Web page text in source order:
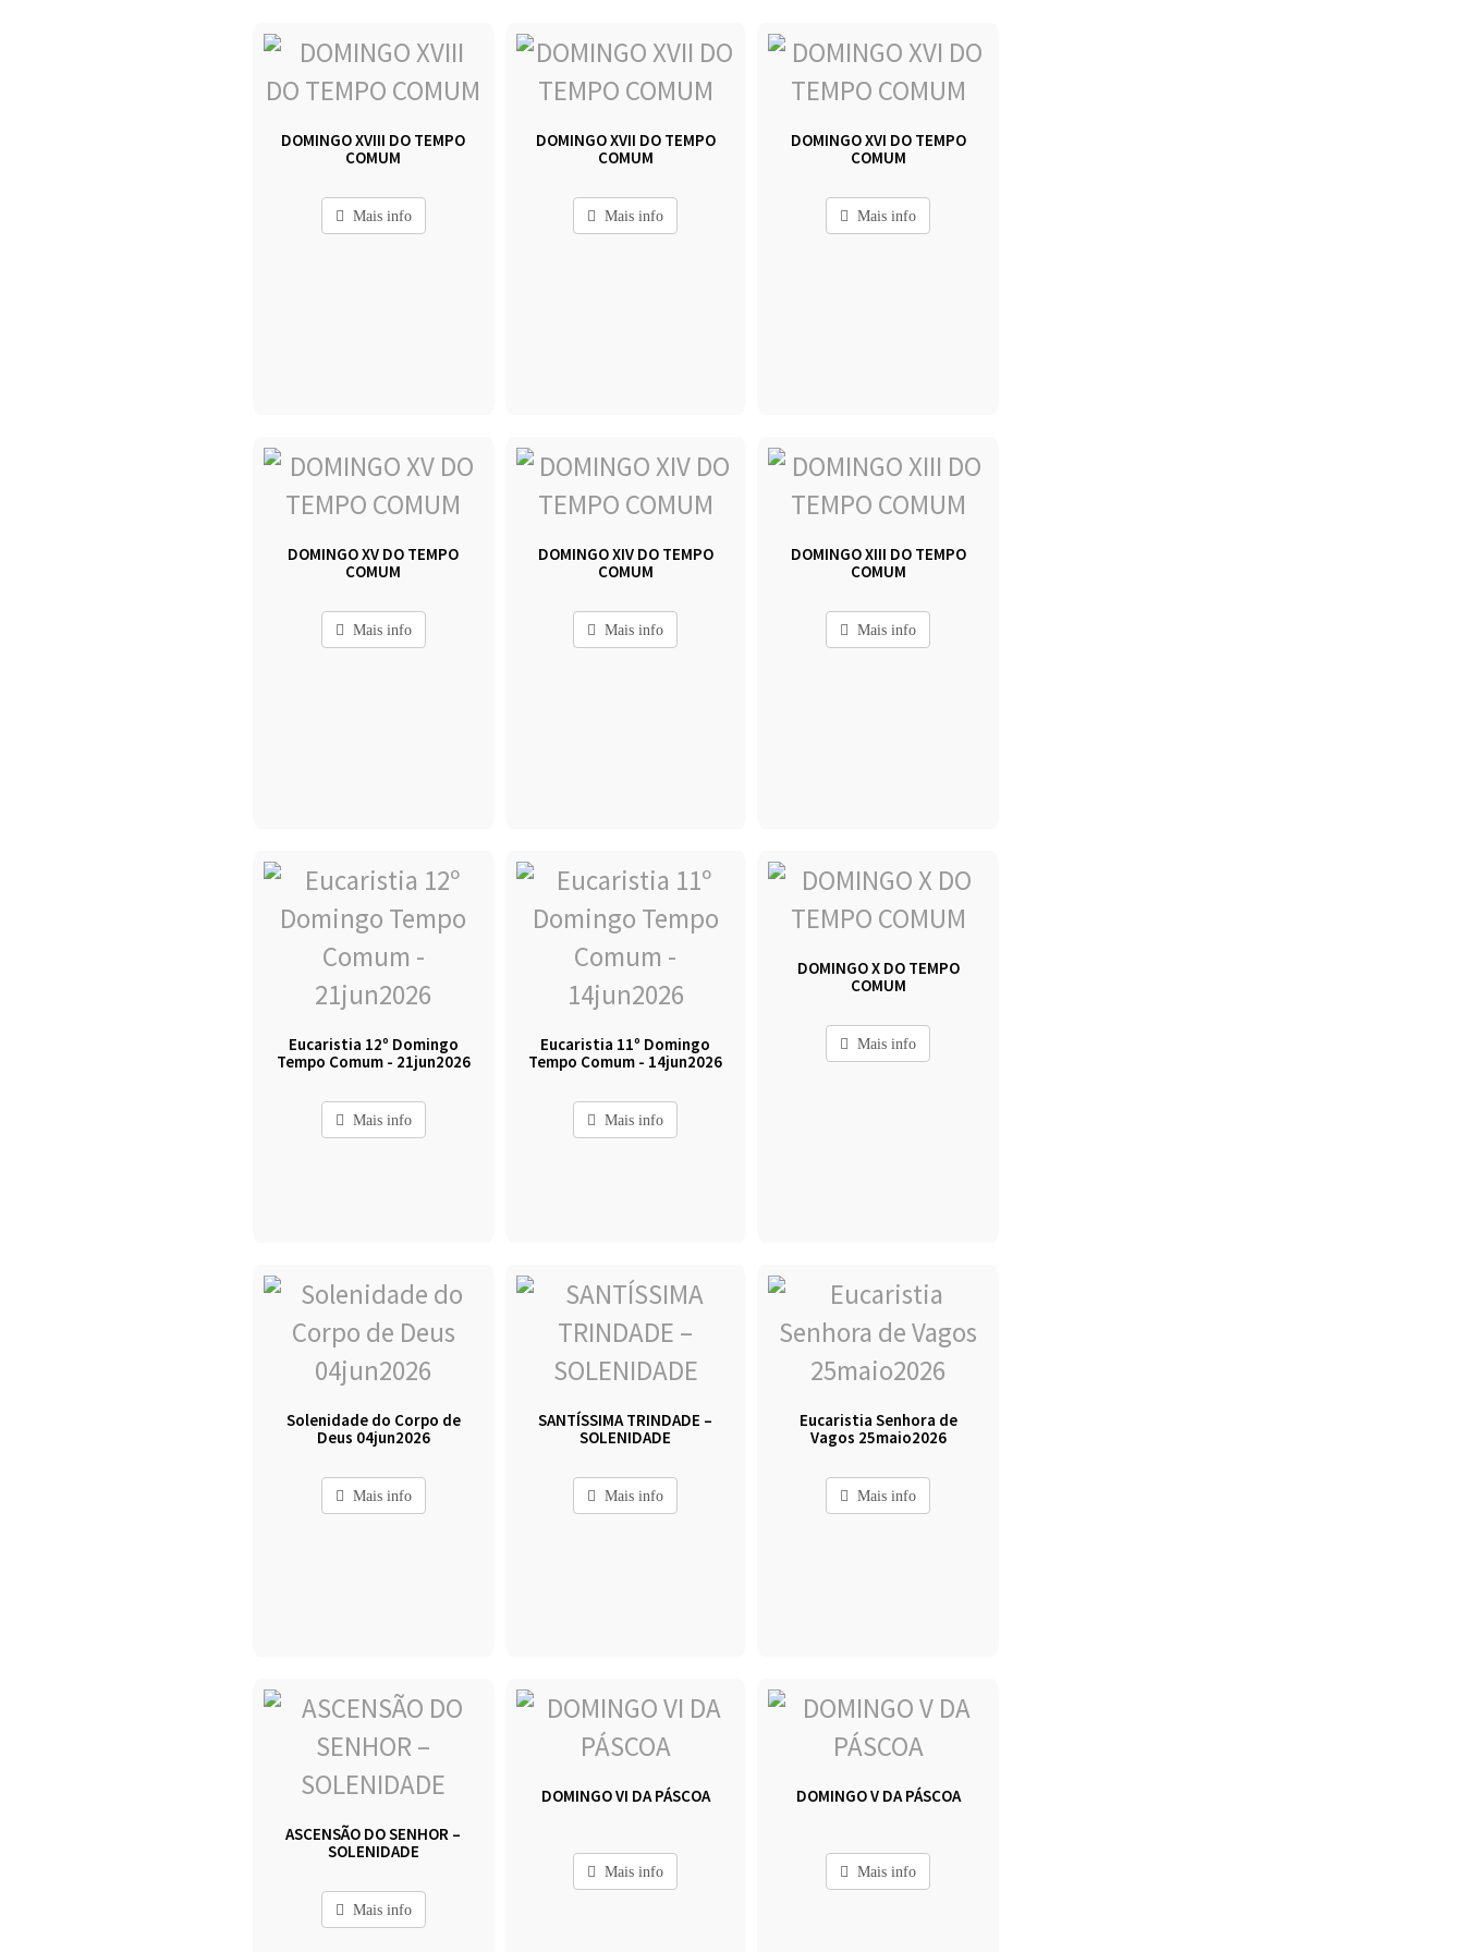
DOMINGO XVIII DO TEMPO
COMUM
Mais info
DOMINGO XVII DO TEMPO
COMUM
Mais info
DOMINGO XVI DO TEMPO
COMUM
Mais info
DOMINGO XV DO TEMPO
COMUM
Mais info
DOMINGO XIV DO TEMPO
COMUM
Mais info
DOMINGO XIII DO TEMPO
COMUM
Mais info
Eucaristia 12º Domingo
Tempo Comum - 21jun2026
Mais info
Eucaristia 11º Domingo
Tempo Comum - 14jun2026
Mais info
DOMINGO X DO TEMPO
COMUM
Mais info
Solenidade do Corpo de
Deus 04jun2026
Mais info
SANTÍSSIMA TRINDADE –
SOLENIDADE
Mais info
Eucaristia Senhora de
Vagos 25maio2026
Mais info
ASCENSÃO DO SENHOR –
SOLENIDADE
Mais info
DOMINGO VI DA PÁSCOA
Mais info
DOMINGO V DA PÁSCOA
Mais info